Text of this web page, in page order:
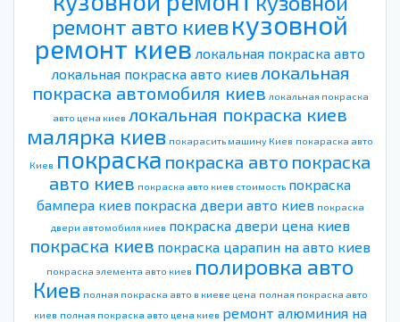
ремонт авто киев кузовной
ремонт киев локальная покраска авто
локальная покраска авто киев локальная
покраска автомобиля киев локальная покраска
авто цена киев локальная покраска киев
малярка киев покарасить машину Киев покараска авто
Киев покраска покраска авто покраска
авто киев покраска авто киев стоимость покраска
бампера киев покраска двери авто киев покраска
двери автомобиля киев покраска двери цена киев
покраска киев покраска царапин на авто киев
покраска элемента авто киев полировка авто
Киев полная покраска авто в киеве цена полная покраска авто
киев полная покраска авто цена киев ремонт алюминия на